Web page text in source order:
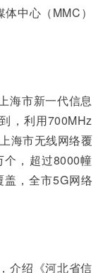
中心（MMC）
海市新一代信息
，利用700MHz
海市无线网络覆
，超过8000幢
，全市5G网络
介绍《河北省信